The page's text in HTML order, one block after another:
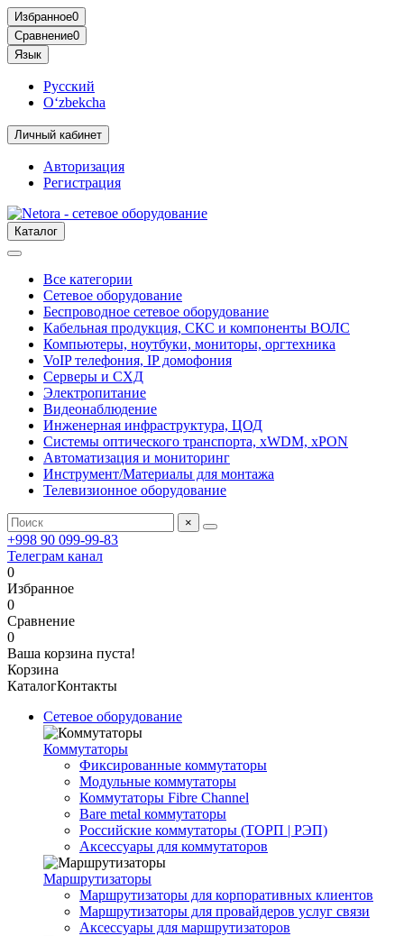
Избранное0
Сравнение0
Язык
Русский
O‘zbekcha
Личный кабинет
Авторизация
Регистрация
Каталог
Все категории
Сетевое оборудование
Беспроводное сетевое оборудование
Кабельная продукция, СКС и компоненты ВОЛС
Компьютеры, ноутбуки, мониторы, оргтехника
VoIP телефония, IP домофония
Серверы и СХД
Электропитание
Видеонаблюдение
Инженерная инфраструктура, ЦОД
Системы оптического транспорта, xWDM, xPON
Автоматизация и мониторинг
Инструмент/Материалы для монтажа
Телевизионное оборудование
×
+998 90 099-99-83
Телеграм канал
0
Избранное
0
Сравнение
0
Ваша корзина пуста!
Корзина
КаталогКонтакты
Сетевое оборудование
Коммутаторы
Фиксированные коммутаторы
Модульные коммутаторы
Коммутаторы Fibre Channel
Bare metal коммутаторы
Российские коммутаторы (ТОРП | РЭП)
Аксессуары для коммутаторов
Маршрутизаторы
Маршрутизаторы для корпоративных клиентов
Маршрутизаторы для провайдеров услуг связи
Аксессуары для маршрутизаторов